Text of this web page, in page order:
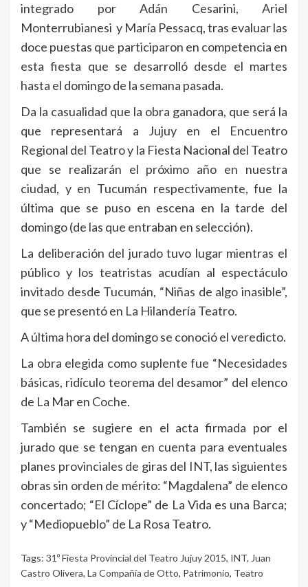
integrado por Adán Cesarini, Ariel
Monterrubianesi y María Pessacq, tras evaluar las
doce puestas que participaron en competencia en
esta fiesta que se desarrolló desde el martes
hasta el domingo de la semana pasada.
Da la casualidad que la obra ganadora, que será la
que representará a Jujuy en el Encuentro
Regional del Teatro y la Fiesta Nacional del Teatro
que se realizarán el próximo año en nuestra
ciudad, y en Tucumán respectivamente, fue la
última que se puso en escena en la tarde del
domingo (de las que entraban en selección).
La deliberación del jurado tuvo lugar mientras el
público y los teatristas acudían al espectáculo
invitado desde Tucumán, “Niñas de algo inasible”,
que se presentó en La Hilandería Teatro.
A última hora del domingo se conoció el veredicto.
La obra elegida como suplente fue “Necesidades
básicas, ridículo teorema del desamor” del elenco
de La Mar en Coche.
También se sugiere en el acta firmada por el
jurado que se tengan en cuenta para eventuales
planes provinciales de giras del INT, las siguientes
obras sin orden de mérito: “Magdalena” de elenco
concertado; “El Cíclope” de La Vida es una Barca;
y “Mediopueblo” de La Rosa Teatro.
Tags: 31º Fiesta Provincial del Teatro Jujuy 2015, INT, Juan
Castro Olivera, La Compañía de Otto, Patrimonio, Teatro